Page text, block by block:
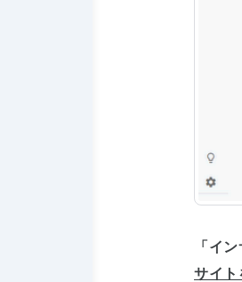
「イ
サイト